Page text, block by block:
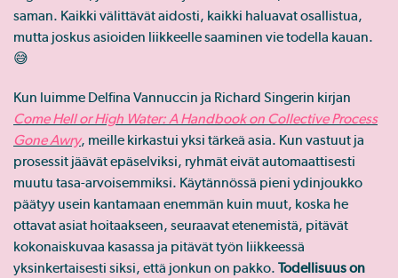
saman. Kaikki välittävät aidosti, kaikki haluavat osallistua,
mutta joskus asioiden liikkeelle saaminen vie todella kauan.
😅
Kun luimme Delfina Vannuccin ja Richard Singerin kirjan
Come Hell or High Water: A Handbook on Collective Process
Gone Awry, meille kirkastui yksi tärkeä asia. Kun vastuut ja
prosessit jäävät epäselviksi, ryhmät eivät automaattisesti
muutu tasa-arvoisemmiksi. Käytännössä pieni ydinjoukko
päätyy usein kantamaan enemmän kuin muut, koska he
ottavat asiat hoitaakseen, seuraavat etenemistä, pitävät
kokonaiskuvaa kasassa ja pitävät työn liikkeessä
yksinkertaisesti siksi, että jonkun on pakko. Todellisuus on